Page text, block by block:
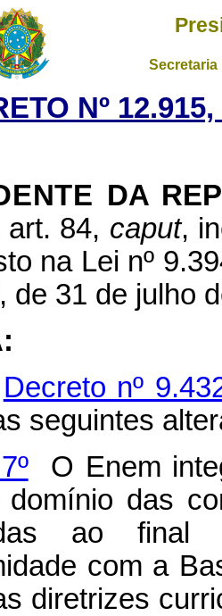
Nº
DA
art. 84, caput,
na Lei nº
de 31 de julho
Decreto nº
seguintes
O Enem
das
ao final
com a
diretrizes